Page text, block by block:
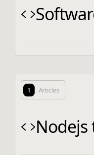
1 Articles
Nodejs